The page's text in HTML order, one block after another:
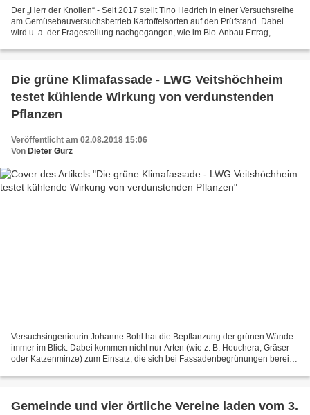
Der „Herr der Knollen“ - Seit 2017 stellt Tino Hedrich in einer Versuchsreihe
am Gemüsebauversuchsbetrieb Kartoffelsorten auf den Prüfstand. Dabei
wird u. a. der Fragestellung nachgegangen, wie im Bio-Anbau Ertrag,
Die grüne Klimafassade - LWG Veitshöchheim
testet kühlende Wirkung von verdunstenden
Pflanzen
Veröffentlicht am 02.08.2018 15:06
Von Dieter Gürz
Versuchsingenieurin Johanne Bohl hat die Bepflanzung der grünen Wände
immer im Blick: Dabei kommen nicht nur Arten (wie z. B. Heuchera, Gräser
oder Katzenminze) zum Einsatz, die sich bei Fassadenbegrünungen bereits
Gemeinde und vier örtliche Vereine laden vom 3.